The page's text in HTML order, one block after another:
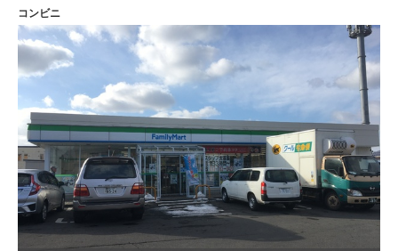
コンビニ